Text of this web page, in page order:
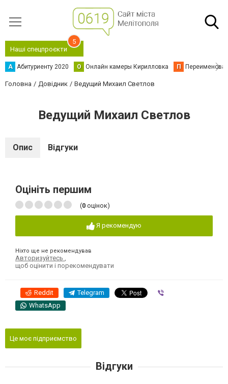
Наші спецпроєкти
5
А Абитуриенту 2020 О Онлайн камеры Кирилловка П
Головна Довідник Ведущий Михаил Светлов
Ведущий Михаил Светлов
Опис Відгуки
Оцініть першим
(0 оцінок)
Я рекомендую
Ніхто ще не рекомендував
Авторизуйтесь
щоб оцінити і порекомендувати
Reddit Telegram
WhatsApp
Це моє підприємство
Відгуки